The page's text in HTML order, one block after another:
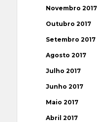
Novembro 2017
Outubro 2017
Setembro 2017
Agosto 2017
Julho 2017
Junho 2017
Maio 2017
Abril 2017